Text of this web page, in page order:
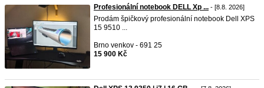
Profesionální notebook DELL Xp ... - [8.8. 2026]
Prodám špičkový profesionální notebook Dell XPS
15 9510 ...
Brno venkov - 691 25
15 900 Kč